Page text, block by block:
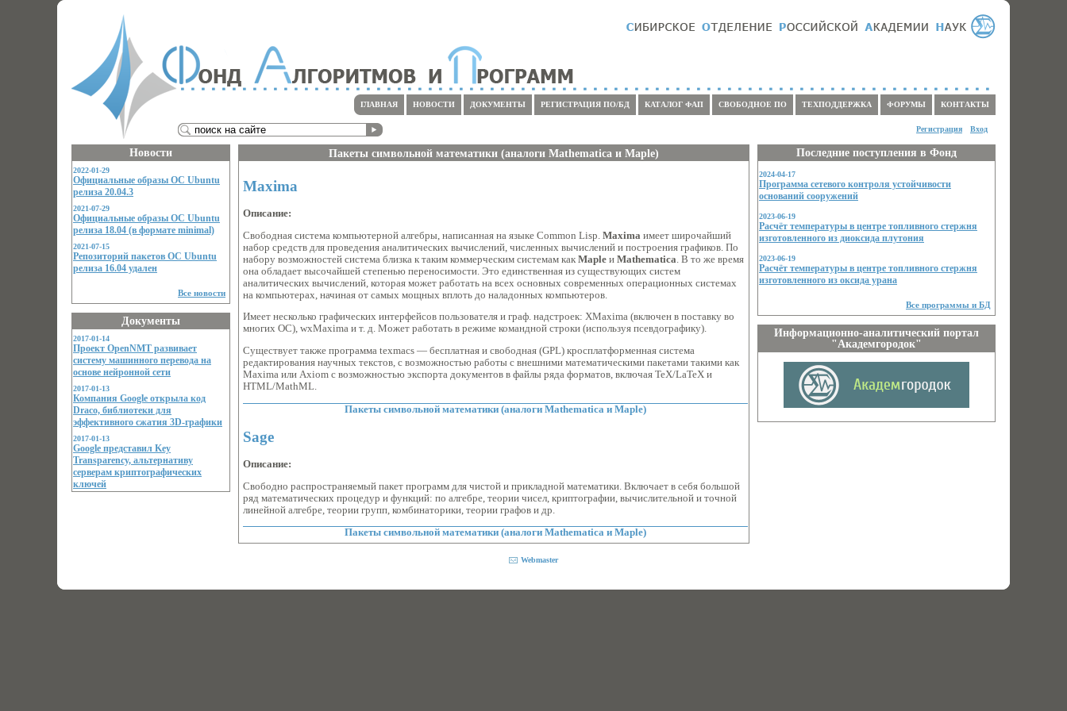
КОНТАКТЫ
ФОРУМЫ
ТЕХПОДДЕРЖКА
СВОБОДНОЕ ПО
КАТАЛОГ ФАП
РЕГИСТРАЦИЯ ПО/БД
ДОКУМЕНТЫ
НОВОСТИ
ГЛАВНАЯ
Вход
Регистрация
Новости
2022-01-29
Официальные образы ОС Ubuntu
релиза 20.04.3
2021-07-29
Официальные образы ОС Ubuntu
релиза 18.04 (в формате minimal)
2021-07-15
Репозиторий пакетов ОС Ubuntu
релиза 16.04 удален
Все новости
Документы
2017-01-14
Проект OpenNMT развивает
систему машинного перевода на
основе нейронной сети
2017-01-13
Компания Google открыла код
Draco, библиотеки для
эффективного сжатия 3D-графики
2017-01-13
Google представил Key
Transparency, альтернативу
серверам криптографических
ключей
Последние поступления в Фонд
2024-04-17
Программа сетевого контроля устойчивости
оснований сооружений
2023-06-19
Расчёт температуры в центре топливного стержня
изготовленного из диоксида плутония
2023-06-19
Расчёт температуры в центре топливного стержня
изготовленного из оксида урана
Все программы и БД
Информационно-аналитический портал
"Академгородок"
Пакеты символьной математики (аналоги Mathematica и Maple)
Maxima
Описание:
Свободная система компьютерной алгебры, написанная на языке Common Lisp. Maxima имеет широчайший
набор средств для проведения аналитических вычислений, численных вычислений и построения графиков. По
набору возможностей система близка к таким коммерческим системам как Maple и Mathematica . В то же время
она обладает высочайшей степенью переносимости. Это единственная из существующих систем
аналитических вычислений, которая может работать на всех основных современных операционных системах
на компьютерах, начиная от самых мощных вплоть до наладонных компьютеров.
Имеет несколько графических интерфейсов пользователя и граф. надстроек: XMaxima (включен в поставку во
многих ОС), wxMaxima и т. д. Может работать в режиме командной строки (используя псевдографику).
Существует также программа texmacs — бесплатная и свободная (GPL) кросплатформенная система
редактирования научных текстов, с возможностью работы с внешними математическими пакетами такими как
Maxima или Axiom с возможностью экспорта документов в файлы ряда форматов, включая TeX/LaTeX и
HTML/MathML.
Пакеты символьной математики (аналоги Mathematica и Maple)
Sage
Описание:
Свободно распространяемый пакет программ для чистой и прикладной математики. Включает в себя большой
ряд математических процедур и функций: по алгебре, теории чисел, криптографии, вычислительной и точной
линейной алгебре, теории групп, комбинаторики, теории графов и др.
Пакеты символьной математики (аналоги Mathematica и Maple)
Webmaster